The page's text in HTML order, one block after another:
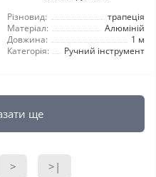
Різновид:
трапеція
Матеріал:
Алюміній
Довжина:
1 м
Категорія:
Ручний інструмент
ще
> >|